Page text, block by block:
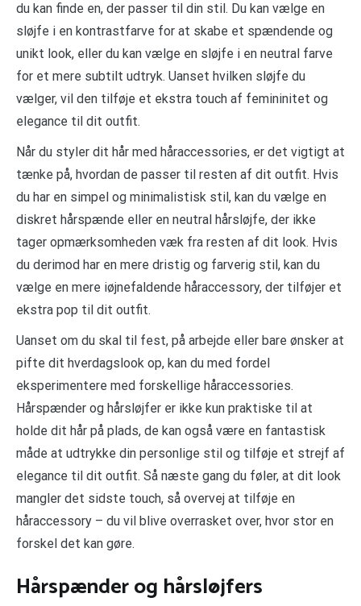
du kan finde en, der passer til din stil. Du kan vælge en
sløjfe i en kontrastfarve for at skabe et spændende og
unikt look, eller du kan vælge en sløjfe i en neutral farve
for et mere subtilt udtryk. Uanset hvilken sløjfe du
vælger, vil den tilføje et ekstra touch af femininitet og
elegance til dit outfit.
Når du styler dit hår med håraccessories, er det vigtigt at
tænke på, hvordan de passer til resten af dit outfit. Hvis
du har en simpel og minimalistisk stil, kan du vælge en
diskret hårspænde eller en neutral hårsløjfe, der ikke
tager opmærksomheden væk fra resten af dit look. Hvis
du derimod har en mere dristig og farverig stil, kan du
vælge en mere iøjnefaldende håraccessory, der tilføjer et
ekstra pop til dit outfit.
Uanset om du skal til fest, på arbejde eller bare ønsker at
pifte dit hverdagslook op, kan du med fordel
eksperimentere med forskellige håraccessories.
Hårspænder og hårsløjfer er ikke kun praktiske til at
holde dit hår på plads, de kan også være en fantastisk
måde at udtrykke din personlige stil og tilføje et strejf af
elegance til dit outfit. Så næste gang du føler, at dit look
mangler det sidste touch, så overvej at tilføje en
håraccessory – du vil blive overrasket over, hvor stor en
forskel det kan gøre.
Hårspænder og hårsløjfers